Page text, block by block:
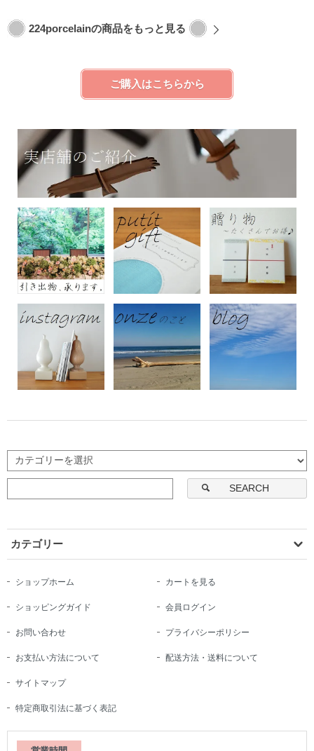
224porcelainの商品をもっと見る
ご購入はこちらから
SEARCH
カテゴリー
ショップホーム カートを見る
ショッピングガイド 会員ログイン
お問い合わせ プライバシーポリシー
お支払い方法について 配送方法・送料について
サイトマップ
特定商取引法に基づく表記